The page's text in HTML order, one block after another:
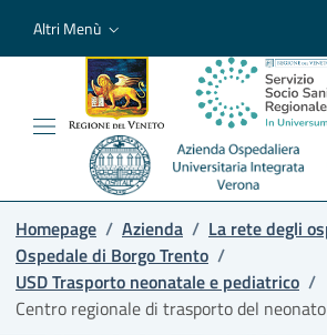
Altri Menù
Homepage / Azienda / La rete degli
Ospedale di Borgo Trento /
USD Trasporto neonatale e pediatrico /
Centro regionale di trasporto del